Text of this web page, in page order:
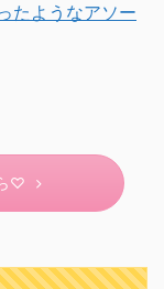
たようなアソー
♡